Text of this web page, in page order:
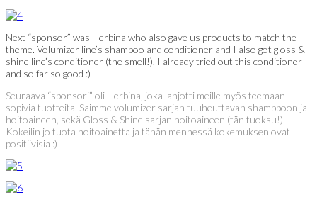
Next “sponsor” was Herbina who also gave us products to match the
theme. Volumizer line’s shampoo and conditioner and I also got gloss &
shine line’s conditioner (the smell!). I already tried out this conditioner
and so far so good :)
Seuraava “sponsori” oli Herbina, joka lahjotti meille myös teemaan
sopivia tuotteita. Saimme volumizer sarjan tuuheuttavan shamppoon ja
hoitoaineen, sekä Gloss & Shine sarjan hoitoaineen (tän tuoksu!).
Kokeilin jo tuota hoitoainetta ja tähän mennessä kokemuksen ovat
positiivisia :)